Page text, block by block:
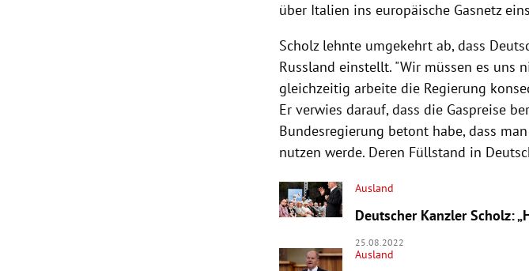
über Italien ins europäische Gasnetz
Scholz lehnte umgekehrt ab, dass
Russland einstellt. "Wir müssen es uns
gleichzeitig arbeite die Regierung
Er verwies darauf, dass die Gaspreise
Bundesregierung betont habe, dass
nutzen werde. Deren Füllstand in
Ausland
Deutscher Kanzler Scholz:
25.08.2022
Ausland